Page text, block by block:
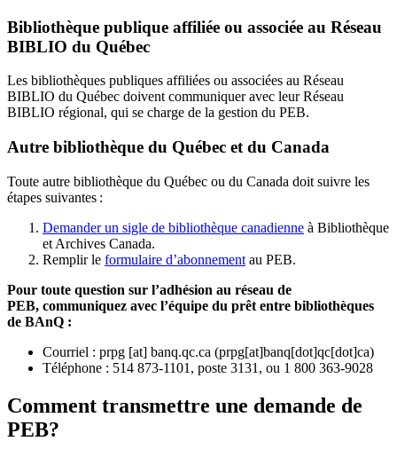
Bibliothèque publique affiliée ou associée au Réseau
BIBLIO du Québec
Les bibliothèques publiques affiliées ou associées au Réseau
BIBLIO du Québec doivent communiquer avec leur Réseau
BIBLIO régional, qui se charge de la gestion du PEB.
Autre bibliothèque du Québec et du Canada
Toute autre bibliothèque du Québec ou du Canada doit suivre les
étapes suivantes :
Demander un sigle de bibliothèque canadienne à Bibliothèque
et Archives Canada.
Remplir le formulaire d’abonnement au PEB.
Pour toute question sur l’adhésion au réseau de
PEB, communiquez avec l’équipe du prêt entre bibliothèques
de BAnQ :
Courriel : prpg [at] banq.qc.ca (prpg[at]banq[dot]qc[dot]ca)
Téléphone : 514 873-1101, poste 3131, ou 1 800 363-9028
Comment transmettre une demande de
PEB?